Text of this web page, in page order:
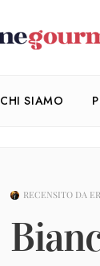
CHI SIAMO
RECENSITO DA